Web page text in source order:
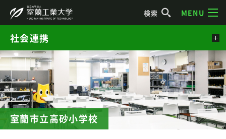
検索 MENU
室蘭市立高砂小学校
社会連携